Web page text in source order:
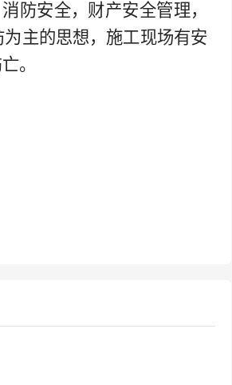
防安全，财产安全管理，
主的思想，施工现场有安
。